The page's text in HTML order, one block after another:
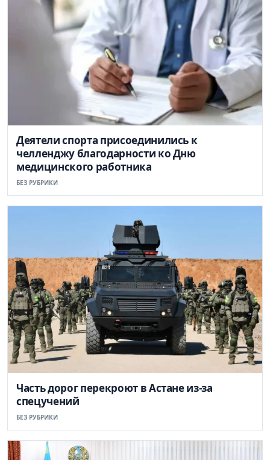
Деятели спорта присоединились к
челленджу благодарности ко Дню
медицинского работника
БЕЗ РУБРИКИ
Часть дорог перекроют в Астане из-за
спецучений
БЕЗ РУБРИКИ